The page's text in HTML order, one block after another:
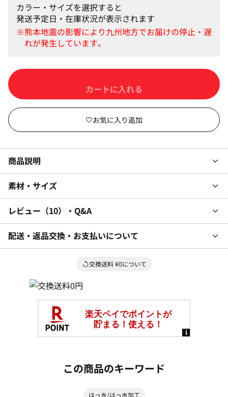
カラー・サイズを選択すると
発送予定日・在庫状況が表示されます
カートに入れる
商品説明
素材・サイズ
レビュー 10 ・Q&A
配送・返品交換・お支払いについて
交換送料 ¥0について
この商品のキーワード
はっ水/はっ水加工